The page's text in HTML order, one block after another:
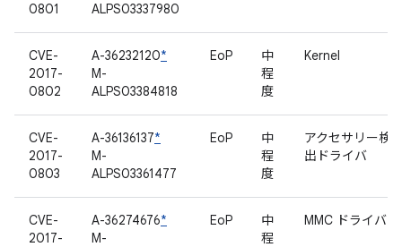
0801
ALPS03337980
CVE-
2017-
0802
A-36232120*
M-
ALPS03384818
EoP
中
程
度
Kernel
CVE-
2017-
0803
A-36136137*
M-
ALPS03361477
EoP
中
程
度
アクセサリー検
出ドライバ
CVE-
2017-
A-36274676*
M-
EoP
中
程
MMC ドライバ